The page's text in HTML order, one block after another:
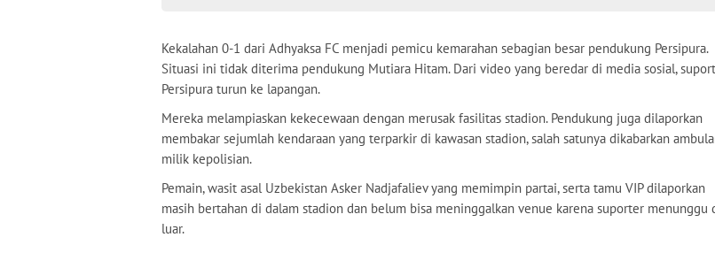
Kekalahan 0-1 dari Adhyaksa FC menjadi pemicu kemarahan sebagian besar pendukung Persipura.
Situasi ini tidak diterima pendukung Mutiara Hitam. Dari video yang beredar di media sosial,
Persipura turun ke lapangan.
Mereka melampiaskan kekecewaan dengan merusak fasilitas stadion. Pendukung juga dilaporkan
membakar sejumlah kendaraan yang terparkir di kawasan stadion, salah satunya dikabarkan
milik kepolisian.
Pemain, wasit asal Uzbekistan Asker Nadjafaliev yang memimpin partai, serta tamu VIP dilaporkan
masih bertahan di dalam stadion dan belum bisa meninggalkan venue karena suporter menunggu
luar.